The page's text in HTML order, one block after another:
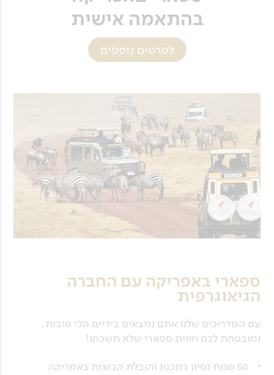
בהתאמה אישית
לפרטים נוספים
ספארי באפריקה עם החברה
הגיאוגרפית
עם המדריכים שלנו אתם נמצאים בידיים הכי טובות,
ומובטחת לכם חווית ספארי שלא תשכחו!
50 שנות נסיון בתכנון והובלת קבוצות באפריקה